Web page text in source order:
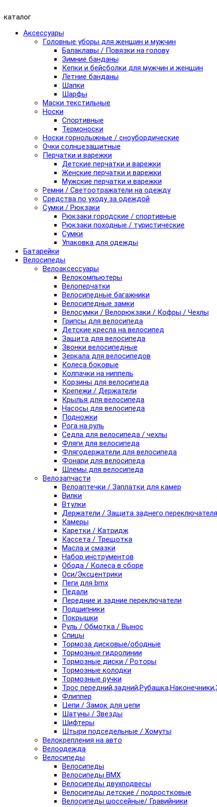
каталог
Аксессуары
Головные уборы для женщин и мужчин
Балаклавы / Повязки на голову
Зимние банданы
Кепки и бейсболки для мужчин и женщин
Летние банданы
Шапки
Шарфы
Маски текстильные
Носки
Спортивные
Термоноски
Носки горнолыжные / сноубордические
Очки солнцезащитные
Перчатки и варежки
Детские перчатки и варежки
Женские перчатки и варежки
Мужские перчатки и варежки
Ремни / Светоотражатели на одежду
Средства по уходу за одеждой
Сумки / Рюкзаки
Рюкзаки городские / спортивные
Рюкзаки походные / туристические
Сумки
Упаковка для одежды
Батарейки
Велосипеды
Велоаксессуары
Велокомпьютеры
Велоперчатки
Велосипедные багажники
Велосипедные замки
Велосумки / Велорюкзаки / Кофры / Чехлы
Грипсы для велосипеда
Детские кресла на велосипед
Защита для велосипеда
Звонки велосипедные
Зеркала для велосипедов
Колеса боковые
Колпачки на ниппель
Корзины для велосипеда
Крепежи / Держатели
Крылья для велосипеда
Насосы для велосипеда
Подножки
Рога на руль
Седла для велосипеда / чехлы
Фляги для велосипеда
Флягодержатели для велосипеда
Фонари для велосипеда
Шлемы для велосипеда
Велозапчасти
Велоаптечки / Заплатки для камер
Вилки
Втулки
Держатели / Защита заднего переключателя
Камеры
Каретки / Катридж
Кассета / Трещотка
Масла и смазки
Набор инструментов
Обода / Колеса в сборе
Оси/Эксцентрики
Пеги для bmx
Педали
Передние и задние переключатели
Подшипники
Покрышки
Руль / Обмотка / Вынос
Спицы
Тормоза дисковые/ободные
Тормозные гидролинии
Тормозные диски / Роторы
Тормозные колодки
Тормозные ручки
Трос
Флиппер
Цепи / Замок для цепи
Шатуны / Звезды
Шифтеры
Штыри подседельные / Хомуты
Велокрепления на авто
Велоодежда
Велосипеды
Велосипеды
Велосипеды BMX
Велосипеды двухподвесы
Велосипеды детские / подростковые
Велосипеды шоссейные/ Гравийники